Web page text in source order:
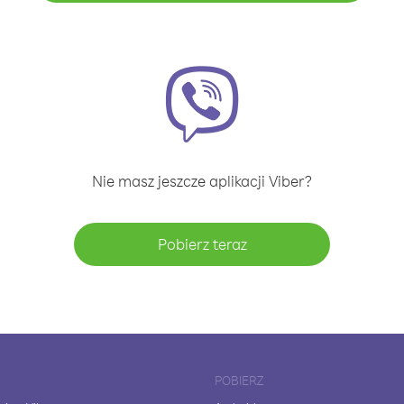
Nie masz jeszcze aplikacji Viber?
Pobierz teraz
POBIERZ